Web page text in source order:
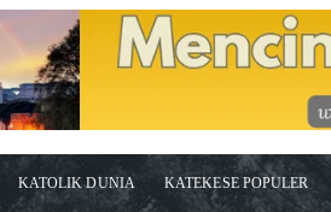
KATOLIK DUNIA KATEKESE POPULER